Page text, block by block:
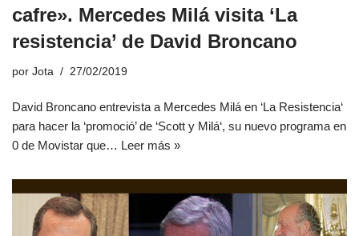
cafre». Mercedes Milá visita ‘La
resistencia’ de David Broncano
por Jota 27/02/2019
David Broncano entrevista a Mercedes Milá en ‘La Resistencia‘
para hacer la ‘promoció’ de ‘Scott y Milá‘, su nuevo programa en
0 de Movistar que… Leer más »